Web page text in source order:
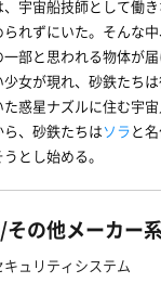
、宇宙船技師として働
れずにいた。そんな
部と思われる物体が
女が現れ、砂鉄たち
惑星ナズルに住む宇
、砂鉄たちはソラと
とし始める。
の他メーカー
ュリティシステム